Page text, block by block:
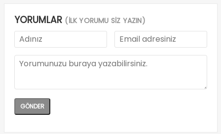
YORUMLAR (İLK YORUMU SİZ YAZIN)